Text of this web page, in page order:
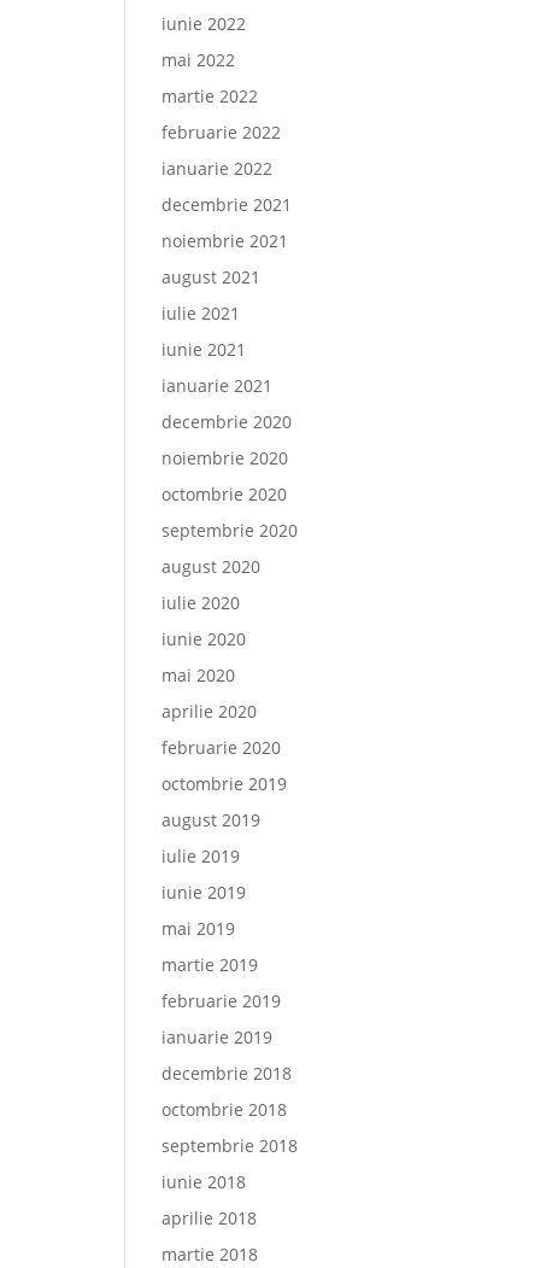
iunie 2022
mai 2022
martie 2022
februarie 2022
ianuarie 2022
decembrie 2021
noiembrie 2021
august 2021
iulie 2021
iunie 2021
ianuarie 2021
decembrie 2020
noiembrie 2020
octombrie 2020
septembrie 2020
august 2020
iulie 2020
iunie 2020
mai 2020
aprilie 2020
februarie 2020
octombrie 2019
august 2019
iulie 2019
iunie 2019
mai 2019
martie 2019
februarie 2019
ianuarie 2019
decembrie 2018
octombrie 2018
septembrie 2018
iunie 2018
aprilie 2018
martie 2018